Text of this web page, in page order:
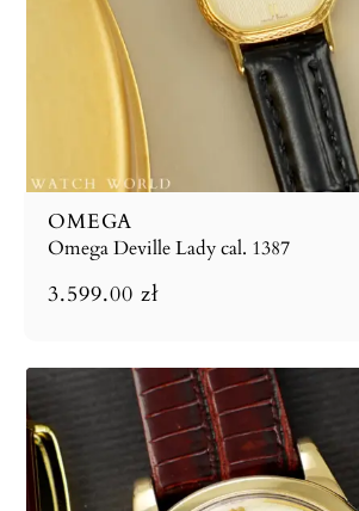
OMEGA
Omega Deville Lady cal. 1387
3.599.00 zł